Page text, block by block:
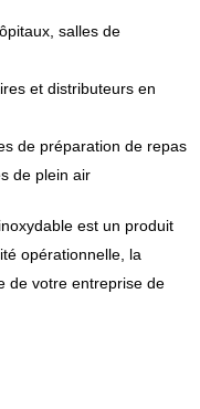
salles de
et distributeurs en
de préparation de repas
de plein air
est un produit
opérationnelle, la
de votre entreprise de